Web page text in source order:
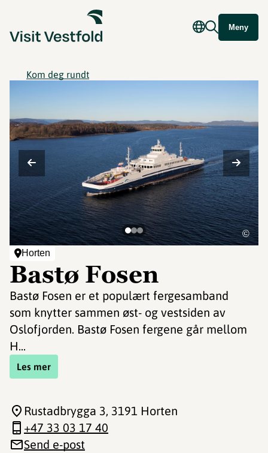
Meny
Kom deg rundt
Horten
Bastø Fosen
Bastø Fosen er et populært fergesamband
som knytter sammen øst- og vestsiden av
Oslofjorden. Bastø Fosen fergene går mellom
H...
Les mer
©
Rustadbrygga 3, 3191 Horten
+47 33 03 17 40
Send e-post